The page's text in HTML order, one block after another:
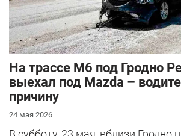
На трассе М6 под Гродно
выехал под Mazda –
причину
24 мая 2026